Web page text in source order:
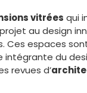
vitrées qui
au design
Ces espaces
du
revues d’